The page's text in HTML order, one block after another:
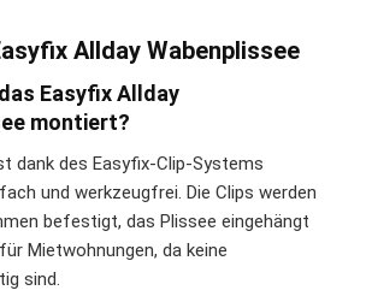
Allday Wabenplissee
Easyfix Allday
montiert?
dank des Easyfix-Clip-Systems
und werkzeugfrei. Die Clips werden
befestigt, das Plissee eingehängt
Mietwohnungen, da keine
sind.